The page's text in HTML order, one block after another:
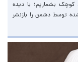
کوچک بشماریم؛ با دیده
توسط دشمن را بازنشر